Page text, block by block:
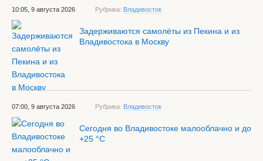
10:05, 9 августа 2026 Рубрика: Владивосток
Задерживаются самолёты из Пекина и из
Владивостока в Москву
07:00, 9 августа 2026 Рубрика: Владивосток
Сегодня во Владивостоке малооблачно и до
+25 °С